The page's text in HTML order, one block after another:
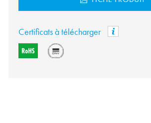
Certificats à télécharger